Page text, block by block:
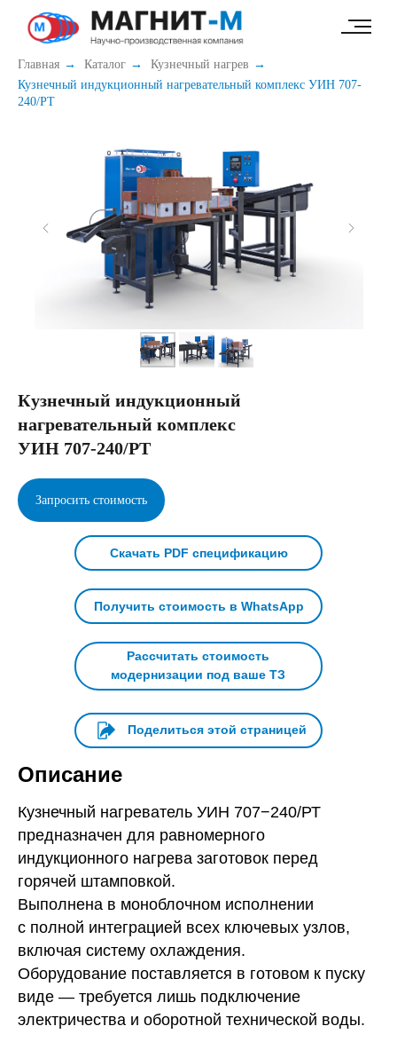
49e52ab7c347b60c
Главная → Каталог → Кузнечный нагрев →
Кузнечный индукционный нагревательный комплекс УИН 707-
240/РТ
Кузнечный индукционный
нагревательный комплекс
УИН 707-240/РТ
Запросить стоимость
Получить стоимость в WhatsApp
Скачать PDF спецификацию
Рассчитать стоимость
модернизации под ваше ТЗ
Поделиться этой страницей
Описание
Кузнечный нагреватель УИН 707−240/РТ
предназначен для равномерного
индукционного нагрева заготовок перед
горячей штамповкой.
Выполнена в моноблочном исполнении
с полной интеграцией всех ключевых узлов,
включая систему охлаждения.
Оборудование поставляется в готовом к пуску
виде — требуется лишь подключение
электричества и оборотной технической воды.